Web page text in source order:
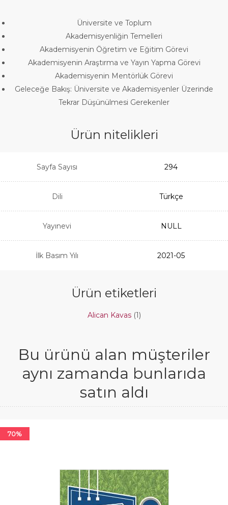
Üniversite ve Toplum
Akademisyenliğin Temelleri
Akademisyenin Öğretim ve Eğitim Görevi
Akademisyenin Araştırma ve Yayın Yapma Görevi
Akademisyenin Mentörlük Görevi
Geleceğe Bakış: Üniversite ve Akademisyenler Üzerinde
Tekrar Düşünülmesi Gerekenler
Ürün nitelikleri
Sayfa Sayısı 294
Dili Türkçe
Yayınevi NULL
İlk Basım Yılı 2021-05
Ürün etiketleri
Alican Kavas (1)
Bu ürünü alan müşteriler
aynı zamanda bunlarıda
satın aldı
70%